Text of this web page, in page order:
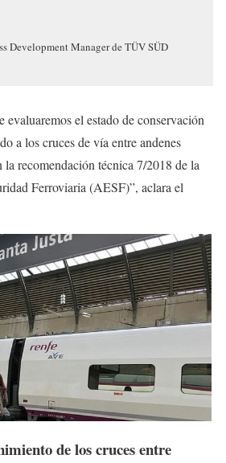
Development Manager de TÜV SÜD
evaluaremos el estado de conservación
a los cruces de vía entre andenes
recomendación técnica 7/2018 de la
Ferroviaria (AESF)”, aclara el
de los cruces entre